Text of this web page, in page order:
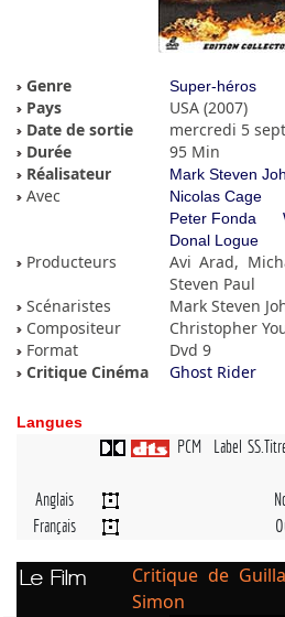
Genre Super-héros
Pays
USA (2007)
Date de sortie
mercredi 5
Durée
95 Min
Réalisateur
Mark Steven
Avec Nicolas Cage
Peter Fonda
Donal Logue
Producteurs
Avi Arad,
Steven Paul
Scénaristes
Mark Steven
Compositeur
Christopher
Format
Dvd 9
Critique Cinéma
Ghost Rider
Langues
PCM Label
Anglais
Français
Le Film
Critique de
Simon